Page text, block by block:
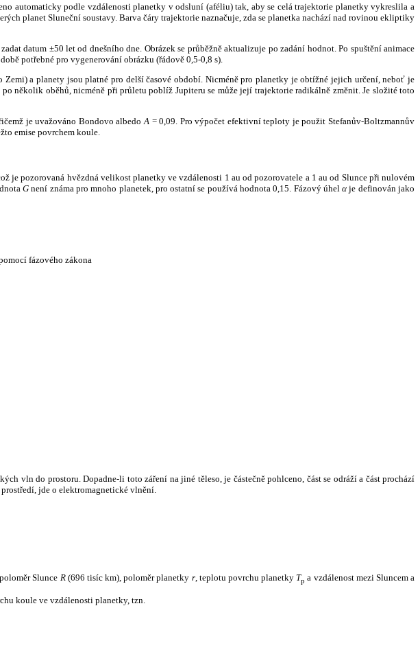
automaticky podle vzdálenosti planetky v odsluní (aféliu) tak, aby se celá trajektorie planetky vykreslila a
planet Sluneční soustavy. Barva čáry trajektorie naznačuje, zda se planetka nachází nad rovinou ekliptiky
datum ±50 let od dnešního dne. Obrázek se průběžně aktualizuje po zadání hodnot. Po spuštění animace
potřebné pro vygenerování obrázku (řádově 0,5-0,8 s).
Zemi) a planety jsou platné pro delší časové období. Nicméně pro planetky je obtížné jejich určení, neboť je
několik oběhů, nicméně při průletu poblíž Jupiteru se může její trajektorie radikálně změnit. Je složité toto
je uvažováno Bondovo albedo A = 0,09. Pro výpočet efektivní teploty je použit Stefanův-Boltzmannův
emise povrchem koule.
je pozorovaná hvězdná velikost planetky ve vzdálenosti 1 au od pozorovatele a 1 au od Slunce při nulovém
G není známa pro mnoho planetek, pro ostatní se používá hodnota 0,15. Fázový úhelα je definován jako
fázového zákona
vln do prostoru. Dopadne-li toto záření na jiné těleso, je částečně pohlceno, část se odráží a část prochází
jde o elektromagnetické vlnění.
Slunce R(696 tisíc km), poloměr planetky r, teplotu povrchu planetky Tp a vzdálenost mezi Sluncem a
koule ve vzdálenosti planetky, tzn.